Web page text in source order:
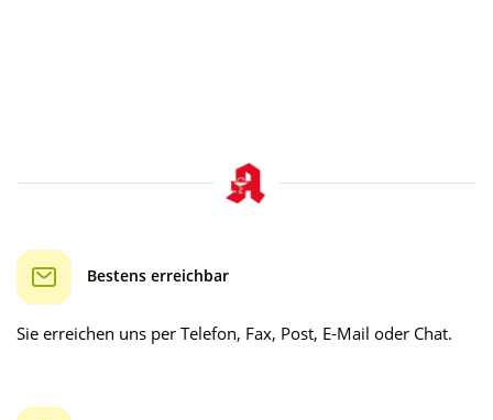
Bestens erreichbar
Sie erreichen uns per Telefon, Fax, Post, E-Mail oder Chat.